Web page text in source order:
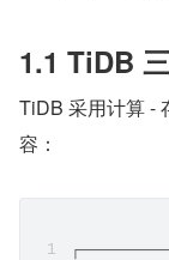
1.1 TiDB
TiDB 采用计算 -
容：